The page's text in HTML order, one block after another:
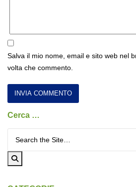
Salva il mio nome, email e sito web nel
volta che commento.
Cerca …